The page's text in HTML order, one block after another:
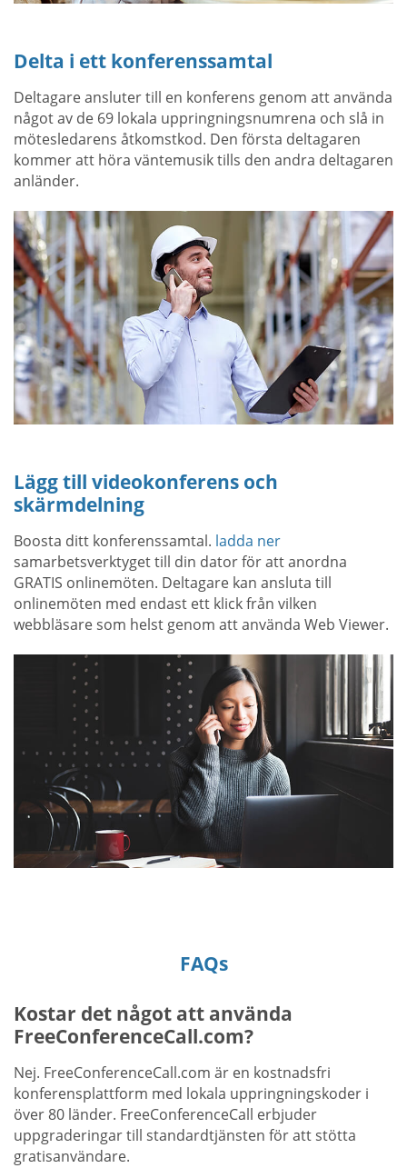
Delta i ett konferenssamtal
Deltagare ansluter till en konferens genom att använda
något av de 69 lokala uppringningsnumrena och slå in
mötesledarens åtkomstkod. Den första deltagaren
kommer att höra väntemusik tills den andra deltagaren
anländer.
Lägg till videokonferens och
skärmdelning
Boosta ditt konferenssamtal. ladda ner
samarbetsverktyget till din dator för att anordna
GRATIS onlinemöten. Deltagare kan ansluta till
onlinemöten med endast ett klick från vilken
webbläsare som helst genom att använda Web Viewer.
FAQs
Kostar det något att använda
FreeConferenceCall.com?
Nej. FreeConferenceCall.com är en kostnadsfri
konferensplattform med lokala uppringningskoder i
över 80 länder. FreeConferenceCall erbjuder
uppgraderingar till standardtjänsten för att stötta
gratisanvändare.